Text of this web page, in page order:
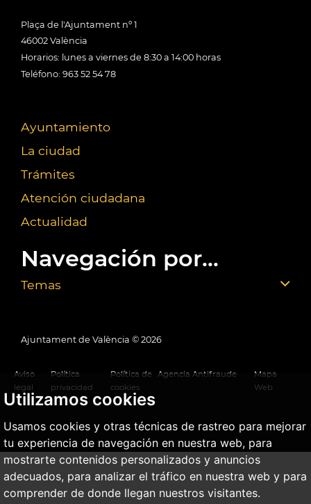
Utilizamos cookies
Usamos cookies y otras técnicas de rastreo para mejorar
tu experiencia de navegación en nuestra web, para
mostrarte contenidos personalizados y anuncios
adecuados, para analizar el tráfico en nuestra web y para
comprender de donde llegan nuestros visitantes.
Plaça de l'Ajuntament nº 1
46002 València
Horarios: lunes a viernes de 8:30 a 14:00 horas
Teléfono: 963 52 54 78
Ayuntamiento
La ciudad
Trámites
Atención ciudadana
Actualidad
Navegación por...
Temas
Ajuntament de València © 2026
Aviso
legal
Política
privacidad
Política de
cookies
Agencia Antifraude
Mapa
Web